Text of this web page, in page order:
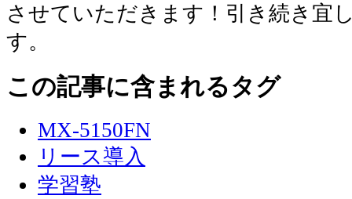
させていただきます！引き続き宜
す。
この記事に含まれるタグ
MX-5150FN
リース導入
学習塾